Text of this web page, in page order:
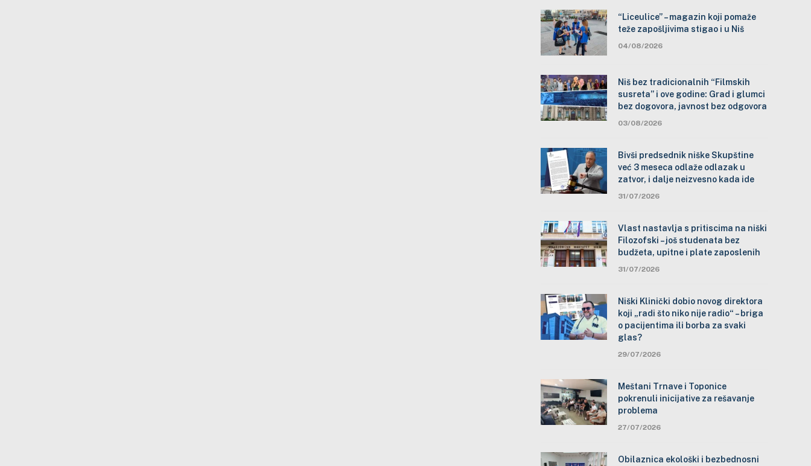
“Liceulice” – magazin koji pomaže
teže zapošljivima stigao i u Niš
04/08/2026
Niš bez tradicionalnih “Filmskih
susreta” i ove godine: Grad i glumci
bez dogovora, javnost bez odgovora
03/08/2026
Bivši predsednik niške Skupštine
već 3 meseca odlaže odlazak u
zatvor, i dalje neizvesno kada ide
31/07/2026
Vlast nastavlja s pritiscima na niški
Filozofski – još studenata bez
budžeta, upitne i plate zaposlenih
31/07/2026
Niški Klinički dobio novog direktora
koji „radi što niko nije radio“ – briga
o pacijentima ili borba za svaki
glas?
29/07/2026
Meštani Trnave i Toponice
pokrenuli inicijative za rešavanje
problema
27/07/2026
Obilaznica ekološki i bezbednosni